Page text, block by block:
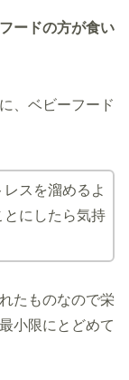
ードの方が食い
、ベビーフード
スを溜めるよ
とにしたら気持
たものなので栄
小限にとどめて